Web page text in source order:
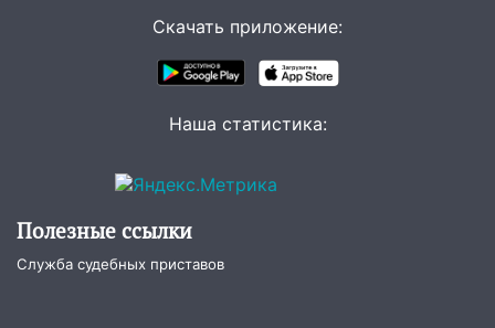
18-летняя девушка без прав
Ульяновец отдал более 14
летнего мопедиста
15:00 В Ульяновске после тройного ДТП
Скачать приложение:
Наша статистика:
Полезные ссылки
Служба судебных приставов